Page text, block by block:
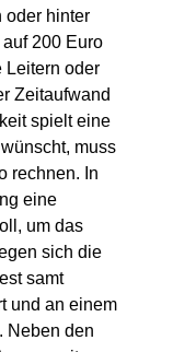
oder hinter
200 Euro
Leitern oder
Zeitaufwand
spielt eine
muss
rechnen. In
eine
um das
sich die
samt
und an einem
Neben den